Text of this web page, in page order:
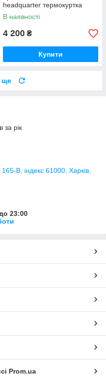
headquarter термокуртка
гірськолижна тепла на зиму
В наявності
4 200 ₴
Купити
ще
за рік
В, індекс 61000, Харків,
23:00
Prom.ua